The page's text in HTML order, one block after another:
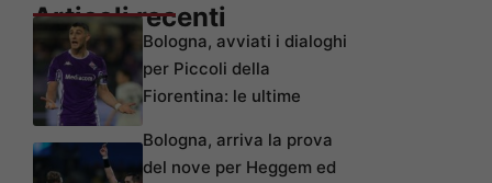
Articoli recenti
Bologna, avviati i dialoghi
per Piccoli della
Fiorentina: le ultime
Bologna, arriva la prova
del nove per Heggem ed